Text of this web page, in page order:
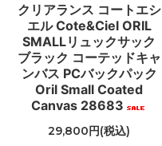
クリアランス コートエシ
エル Cote&Ciel ORIL
SMALLリュックサック
ブラック コーテッドキャ
ンバス PCバックパック
Oril Small Coated
Canvas 28683
29,800円(税込)